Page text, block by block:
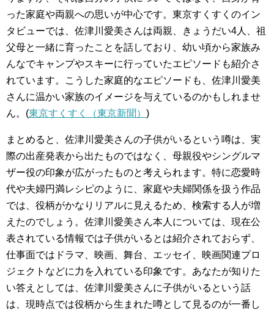
った家庭や両親への思いが中心です。東京すくすくのイン
タビューでは、佐津川愛美さんは両親、きょうだい4人、祖
父母と一緒に育ったことを話しており、幼い頃から家族み
んなでキャンプやスキーに行っていたエピソードも紹介さ
れています。こうした家庭的なエピソードも、佐津川愛美
さんに温かい家族のイメージを与えているのかもしれませ
ん。(東京すくすく（東京新聞） )
まとめると、佐津川愛美さんの子供がいるという噂は、実
際の出産発表から出たものではなく、母親役やシングルマ
ザー役の印象が広がったものと考えられます。特に恋愛時
代や夫婦円満レシピのように、家庭や夫婦関係を扱う作品
では、役柄がかなりリアルに見えるため、検索する人が増
えたのでしょう。佐津川愛美さん本人については、現在公
表されている情報では子供がいるとは紹介されておらず、
仕事面ではドラマ、映画、舞台、エッセイ、映画関連プロ
ジェクトなどに力を入れている印象です。あなたが知りた
い答えとしては、佐津川愛美さんに子供がいるという話
は、現時点では役柄から生まれた噂として見るのが一番し